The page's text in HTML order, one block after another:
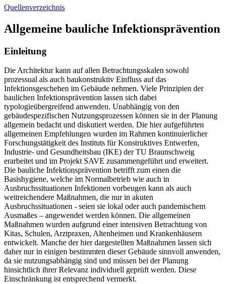
Quellenverzeichnis
Allgemeine bauliche Infektionsprävention
Einleitung
Die Architektur kann auf allen Betrachtungsskalen sowohl
prozessual als auch baukonstruktiv Einfluss auf das
Infektionsgeschehen im Gebäude nehmen. Viele Prinzipien der
baulichen Infektionsprävention lassen sich dabei
typologieübergreifend anwenden. Unabhängig von den
gebäudespezifischen Nutzungsprozessen können sie in der Planung
allgemein bedacht und diskutiert werden. Die hier aufgeführten
allgemeinen Empfehlungen wurden im Rahmen kontinuierlicher
Forschungstätigkeit des Instituts für Konstruktives Entwerfen,
Industrie- und Gesundheitsbau (IKE) der TU Braunschweig
erarbeitet und im Projekt SAVE zusammengeführt und erweitert.
Die bauliche Infektionsprävention betrifft zum einen die
Basishygiene, welche im Normalbetrieb wie auch in
Ausbruchssituationen Infektionen vorbeugen kann als auch
weitreichendere Maßnahmen, die nur in akuten
Ausbruchssituationen - seien sie lokal oder auch pandemischem
Ausmaßes – angewendet werden können. Die allgemeinen
Maßnahmen wurden aufgrund einer intensiven Betrachtung von
Kitas, Schulen, Arztpraxen, Altenheimen und Krankenhäusern
entwickelt. Manche der hier dargestellten Maßnahmen lassen sich
daher nur in einigen bestimmten dieser Gebäude sinnvoll anwenden,
da sie nutzungsabhängig sind und müssen bei der Planung
hinsichtlich ihrer Relevanz individuell geprüft werden. Diese
Einschränkung ist entsprechend vermerkt.